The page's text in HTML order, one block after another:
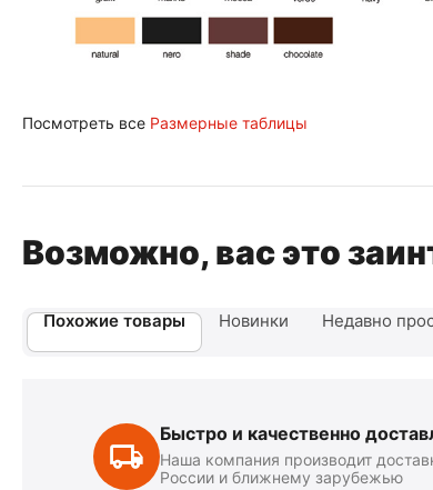
Посмотреть все Размерные таблицы
Возможно, вас это
Похожие товары Новинки Недавно
Быстро и качественно
Наша компания производит
России и ближнему зарубежью